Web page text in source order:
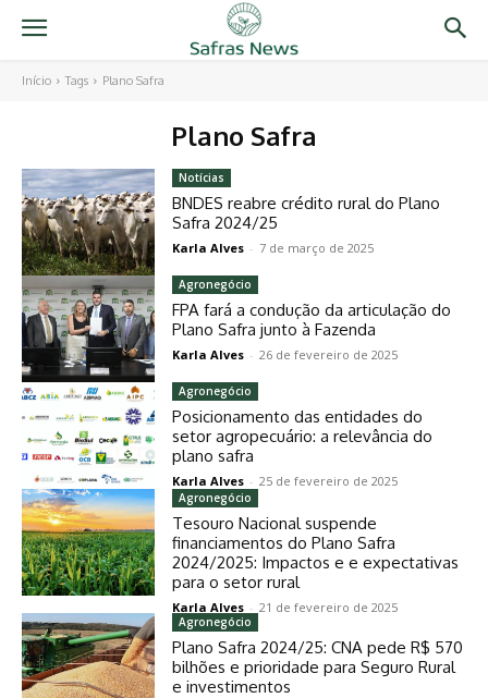
Início Tags Plano Safra
Plano Safra
Notícias
BNDES reabre crédito rural do Plano
Safra 2024/25
Karla Alves - 7 de março de 2025
Agronegócio
FPA fará a condução da articulação do
Plano Safra junto à Fazenda
Karla Alves - 26 de fevereiro de 2025
Agronegócio
Posicionamento das entidades do
setor agropecuário: a relevância do
plano safra
Karla Alves - 25 de fevereiro de 2025
Agronegócio
Tesouro Nacional suspende
financiamentos do Plano Safra
2024/2025: Impactos e e expectativas
para o setor rural
Karla Alves - 21 de fevereiro de 2025
Agronegócio
Plano Safra 2024/25: CNA pede R$ 570
bilhões e prioridade para Seguro Rural
e investimentos